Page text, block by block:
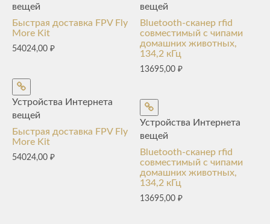
вещей
Быстрая доставка FPV Fly
More Kit
54024,00 ₽
Устройства Интернета
вещей
Быстрая доставка FPV Fly
More Kit
54024,00 ₽
вещей
Bluetooth-сканер rfid
совместимый с чипами
домашних животных,
134,2 кГц
13695,00₽
Устройства Интернета
вещей
Bluetooth-сканер rfid
совместимый с чипами
домашних животных,
134,2 кГц
13695,00₽